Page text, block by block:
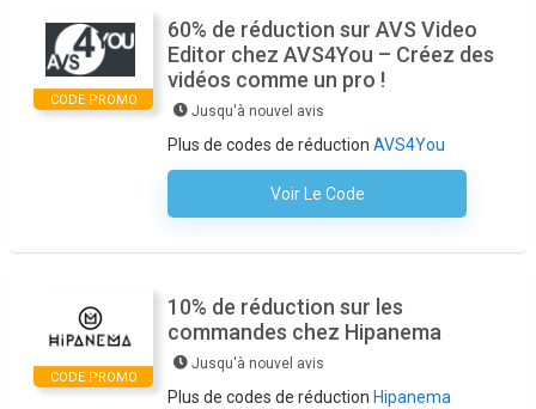
CODE PROMO
60% de réduction sur AVS Video
Editor chez AVS4You – Créez des
vidéos comme un pro !
Jusqu'à nouvel avis
Plus de codes de réduction AVS4You
Voir Le Code
Aucun Code N'est Nécessaire
CODE PROMO
10% de réduction sur les
commandes chez Hipanema
Jusqu'à nouvel avis
Plus de codes de réduction Hipanema